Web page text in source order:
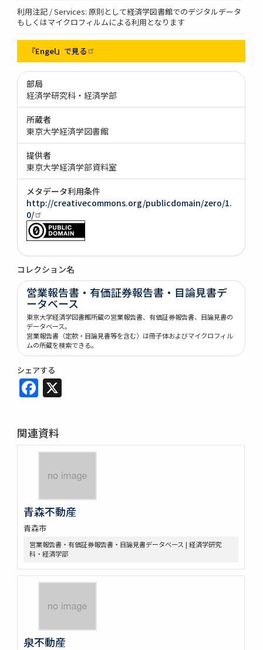
利用注記 / Services: 原則として経済学図書館でのデジタルデータ
もしくはマイクロフィルムによる利用となります
『Engel』で見る
部局
経済学研究科・経済学部
所蔵者
東京大学経済学図書館
提供者
東京大学経済学部資料室
メタデータ利用条件
http://creativecommons.org/publicdomain/zero/1.
0/
コレクション名
営業報告書・有価証券報告書・目論見書デ
ータベース
東京大学経済学図書館所蔵の営業報告書、有価証券報告書、目論見書の
データベース。
営業報告書（定款・目論見書等を含む）は冊子体およびマイクロフィル
ムの所蔵を検索できる。
シェアする
Facebook
関連資料
青森不動産
青森市
営業報告書・有価証券報告書・目論見書データベース | 経済学研究
科・経済学部
泉不動産